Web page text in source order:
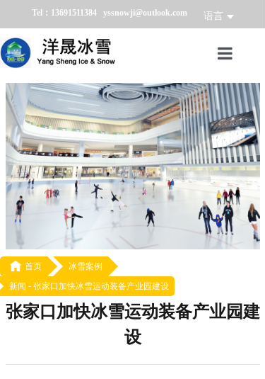
Tel：13691511384 yssnowji@outlook.com 语言
首页
冰雪产品
冰雪业务
冰雪案例
冰雪新闻
 首页
冰雪案例
新闻 - 张家口加快冰雪运动装备产业园建设
张家口加快冰雪运动装备产业园建
设